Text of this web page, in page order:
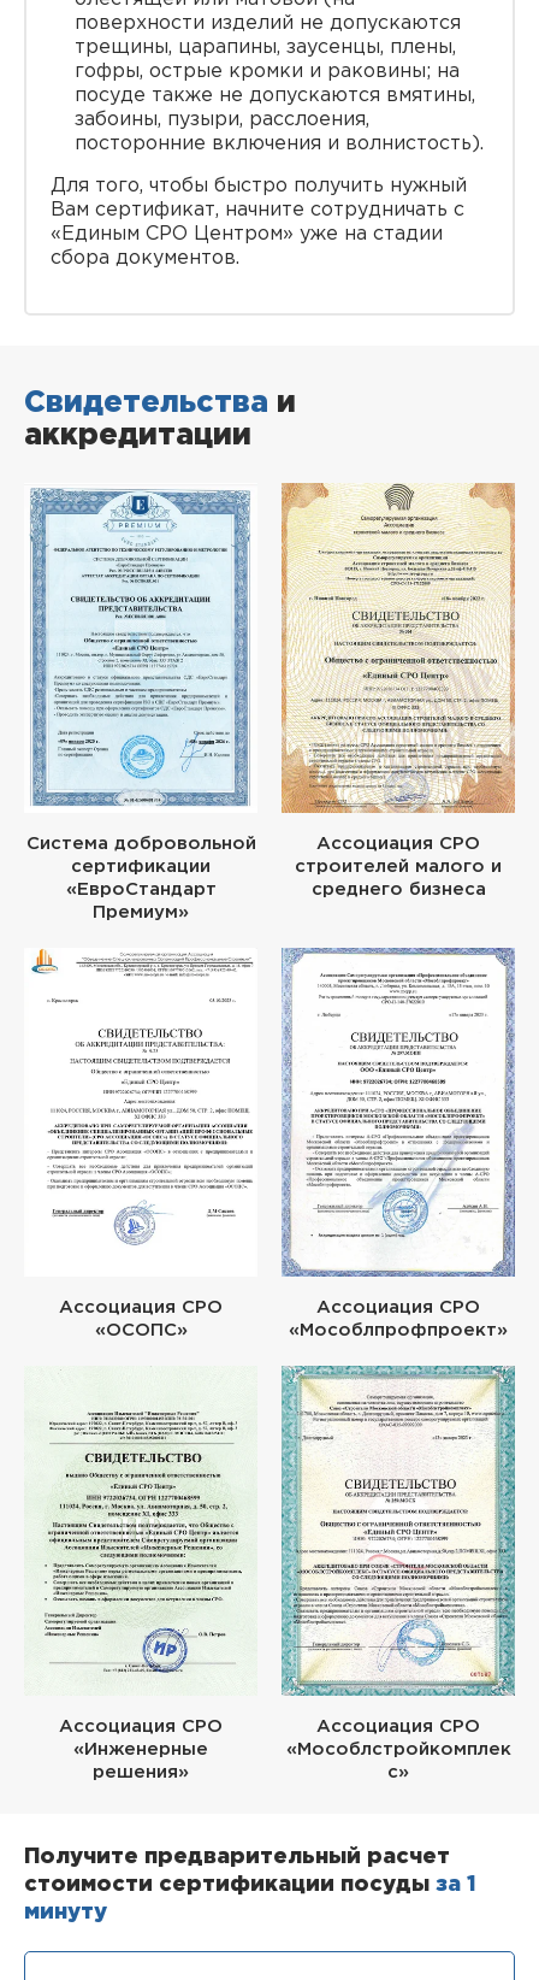
поверхности изделий не допускаются
трещины, царапины, заусенцы, плены,
гофры, острые кромки и раковины; на
посуде также не допускаются вмятины,
забоины, пузыри, расслоения,
посторонние включения и волнистость).
Для того, чтобы быстро получить нужный
Вам сертификат, начните сотрудничать с
«Единым СРО Центром» уже на стадии
сбора документов.
Свидетельства и
аккредитации
Система добровольной
сертификации
«ЕвроСтандарт
Премиум»
Ассоциация СРО
строителей малого и
среднего бизнеса
Ассоциация СРО
«ОСОПС»
Ассоциация СРО
«Мособлпрофпроект»
Ассоциация СРО
«Инженерные
решения»
Ассоциация СРО
«Мособлстройкомплек
с»
Получите предварительный расчет
стоимости сертификации посуды за 1
минуту